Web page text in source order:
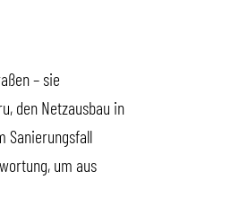
– sie
den Netzausbau in
Sanierungsfall
um aus